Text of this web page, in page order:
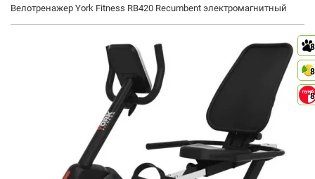
Велотренажер York Fitness RB420 Recumbent электромагнитный
8
8
8